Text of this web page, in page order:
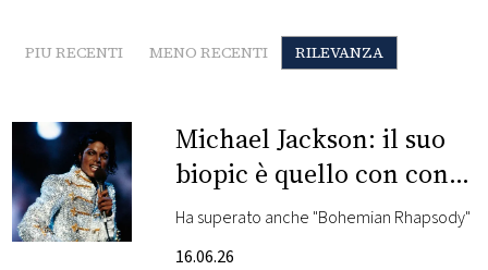
NEWS
FOTO
PIU RECENTI MENO RECENTI RILEVANZA
Michael Jackson: il suo
biopic è quello con con il
maggiore incasso della
storia
Ha superato anche "Bohemian Rhapsody"
16.06.26